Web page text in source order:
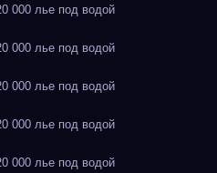
лье под водой
лье под водой
лье под водой
лье под водой
лье под водой